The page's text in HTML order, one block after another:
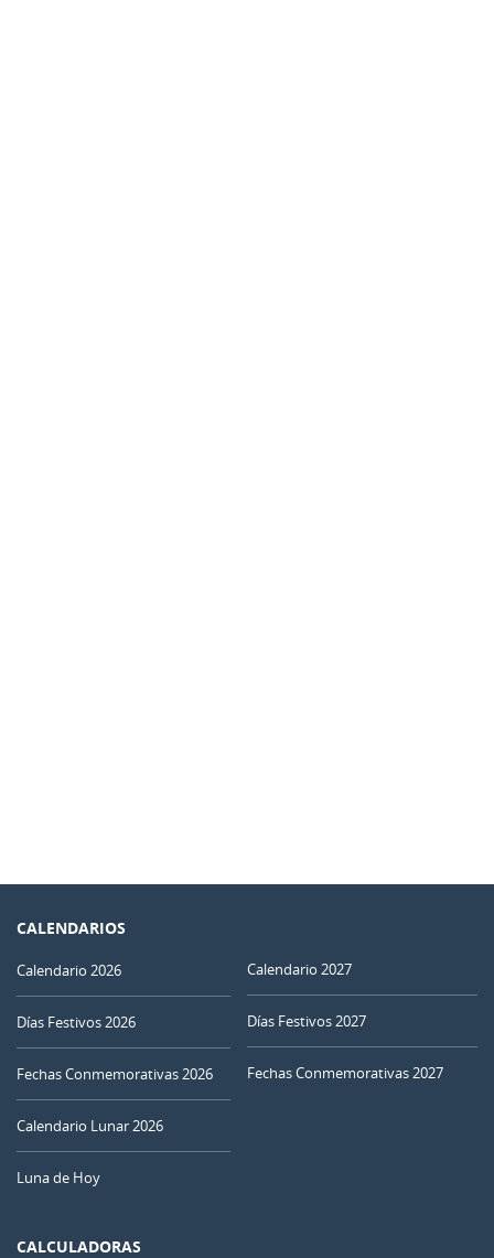
CALENDARIOS
Calendario 2026
Días Festivos 2026
Fechas Conmemorativas 2026
Calendario Lunar 2026
Luna de Hoy
Calendario 2027
Días Festivos 2027
Fechas Conmemorativas 2027
CALCULADORAS